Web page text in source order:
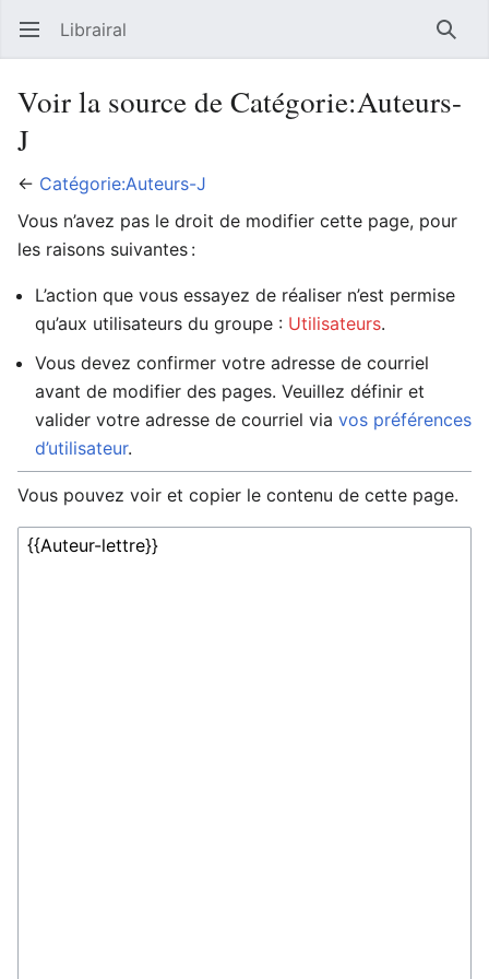
Ouvrir le menu principal Librairal
Voir la source de Catégorie:Auteurs-
J
← Catégorie:Auteurs-J
Vous n’avez pas le droit de modifier cette page, pour
les raisons suivantes :
L’action que vous essayez de réaliser n’est permise
qu’aux utilisateurs du groupe : Utilisateurs.
Vous devez confirmer votre adresse de courriel
avant de modifier des pages. Veuillez définir et
valider votre adresse de courriel via vos préférences
d’utilisateur.
Vous pouvez voir et copier le contenu de cette page.